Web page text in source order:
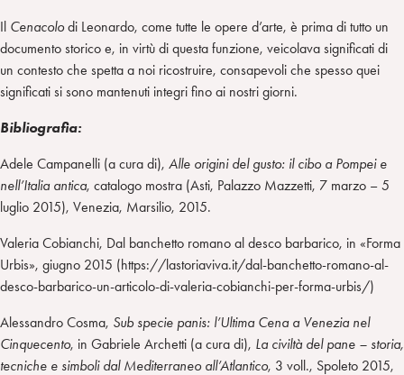
Il Cenacolodi Leonardo, come tutte le opere d’arte, è prima di tutto un
documento storico e, in virtù di questa funzione, veicolava significati di
un contesto che spetta a noi ricostruire, consapevoli che spesso quei
significati si sono mantenuti integri fino ai nostri giorni.
Bibliografia:
Adele Campanelli (a cura di), Alle origini del gusto: il cibo a Pompei e
nell’Italia antica, catalogo mostra (Asti, Palazzo Mazzetti, 7 marzo – 5
luglio 2015), Venezia, Marsilio, 2015.
Valeria Cobianchi, Dal banchetto romano al desco barbarico, in «Forma
Urbis», giugno 2015 (https://lastoriaviva.it/dal-banchetto-romano-al-
desco-barbarico-un-articolo-di-valeria-cobianchi-per-forma-urbis/)
Alessandro Cosma, Sub specie panis: l’Ultima Cena a Venezia nel
Cinquecento, in Gabriele Archetti (a cura di), La civiltà del pane – storia,
tecniche e simboli dal Mediterraneo all’Atlantico, 3 voll., Spoleto 2015,